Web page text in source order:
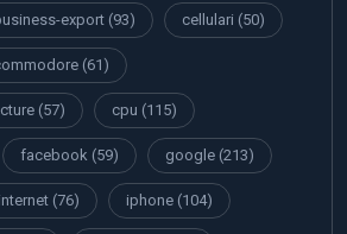
export (93) cellulari (50)
(61)
(57) cpu (115)
facebook (59) google (213)
internet (76) iphone (104)